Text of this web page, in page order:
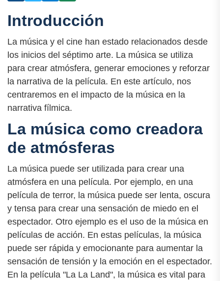
Introducción
La música y el cine han estado relacionados desde
los inicios del séptimo arte. La música se utiliza
para crear atmósfera, generar emociones y reforzar
la narrativa de la película. En este artículo, nos
centraremos en el impacto de la música en la
narrativa fílmica.
La música como creadora
de atmósferas
La música puede ser utilizada para crear una
atmósfera en una película. Por ejemplo, en una
película de terror, la música puede ser lenta, oscura
y tensa para crear una sensación de miedo en el
espectador. Otro ejemplo es el uso de la música en
películas de acción. En estas películas, la música
puede ser rápida y emocionante para aumentar la
sensación de tensión y la emoción en el espectador.
En la película "La La Land", la música es vital para